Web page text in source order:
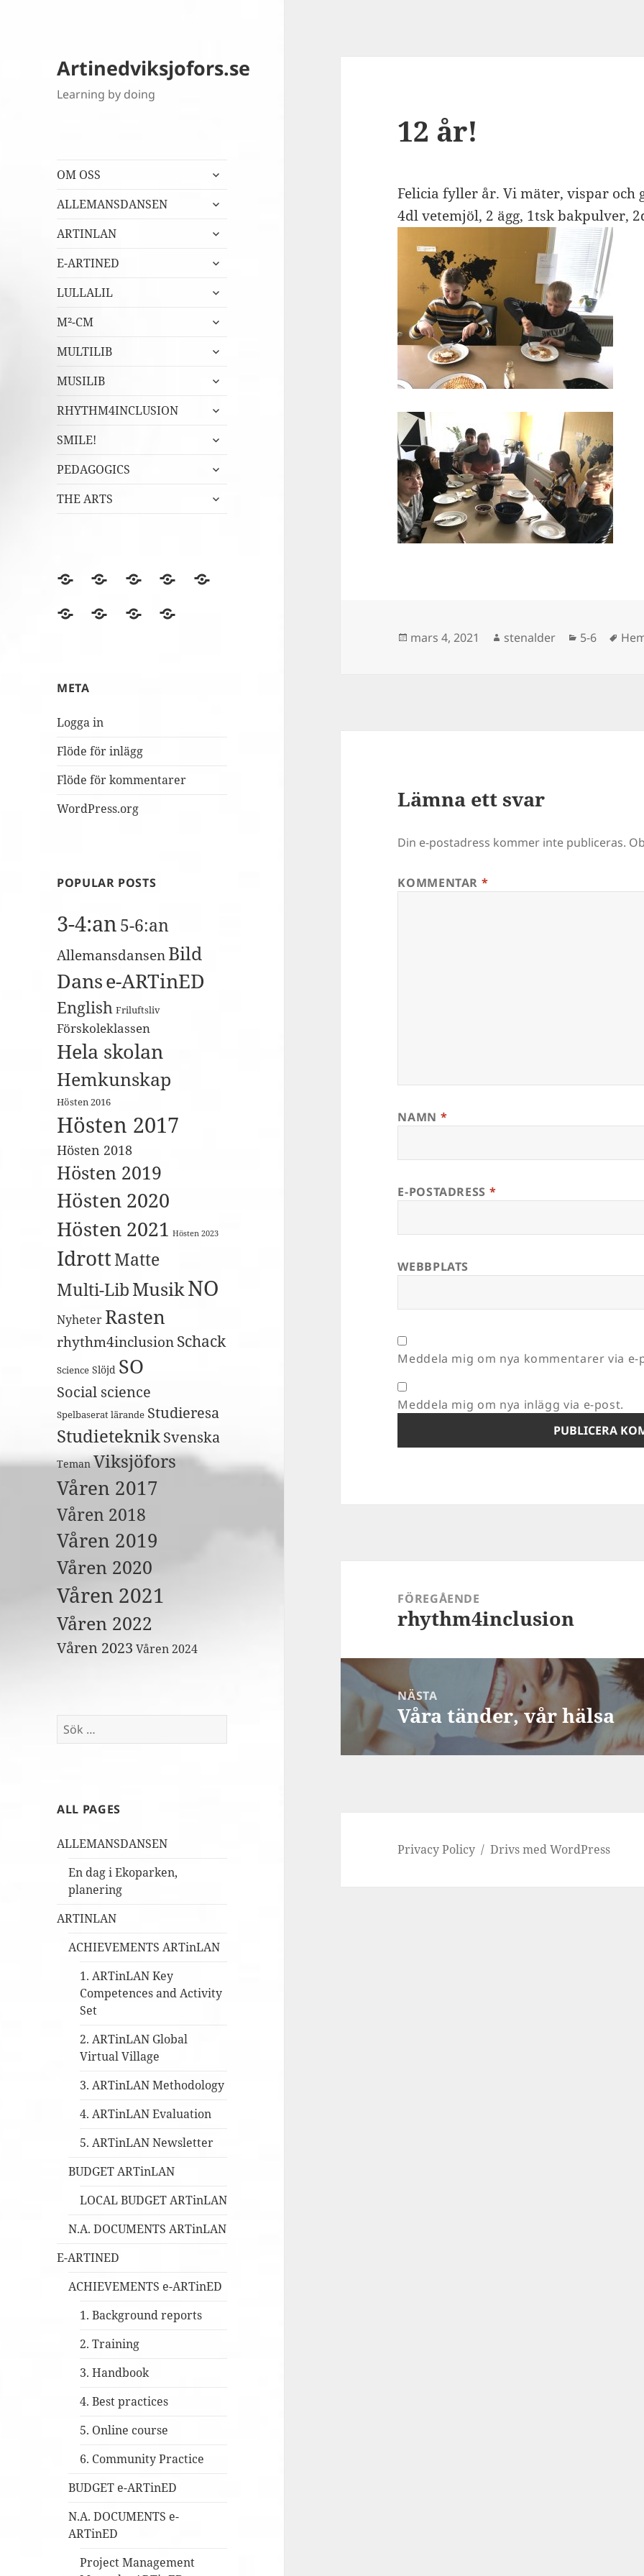
Artinedviksjofors.se
Learning by doing
OM OSS
expandera
ALLEMANSDANSEN
expandera
ARTINLAN
expandera
E-ARTINED
expandera
LULLALIL
expandera
M²-CM
expandera
MULTILIB
expandera
MUSILIB
expandera
RHYTHM4INCLUSION
expandera
SMILE!
expandera
PEDAGOGICS
expandera
THE ARTS
expandera
BLOGGEN
Film
Finska
berömmer
Fredagsmys
FolkUngar
Fridays
Lördagskul
OVANÅKERS
r4i
Utvärderingsträdet
META
Logga in
Flöde för inlägg
Flöde för kommentarer
WordPress.org
POPULAR POSTS
3-4:an5-6:an
Allemansdansen Bild
Danse-ARTinED
English Friluftsliv
Förskoleklassen
Hela skolan
Hemkunskap
Hösten 2016
Hösten 2017
Hösten 2018
Hösten 2019
Hösten 2020
Hösten 2021 Hösten 2023
IdrottMatte
Multi-LibMusikNO
Nyheter Rasten
rhythm4inclusion Schack
Science Slöjd SO
Social science
Spelbaserat lärande Studieresa
StudieteknikSvenska
Teman Viksjöfors
Våren 2017
Våren 2018
Våren 2019
Våren 2020
Våren 2021
Våren 2022
Våren 2023 Våren 2024
Sök
efter:
ALL PAGES
ALLEMANSDANSEN
En dag i Ekoparken,
planering
ARTINLAN
ACHIEVEMENTS ARTinLAN
1. ARTinLAN Key
Competences and Activity
Set
2. ARTinLAN Global
Virtual Village
3. ARTinLAN Methodology
4. ARTinLAN Evaluation
5. ARTinLAN Newsletter
BUDGET ARTinLAN
LOCAL BUDGET ARTinLAN
N.A. DOCUMENTS ARTinLAN
E-ARTINED
ACHIEVEMENTS e-ARTinED
1. Background reports
2. Training
3. Handbook
4. Best practices
5. Online course
6. Community Practice
BUDGET e-ARTinED
N.A. DOCUMENTS e-
ARTinED
Project Management
12 år!
Felicia fyller år. Vi mäter, vispar och
4dl vetemjöl, 2 ägg, 1tsk bakpulver,
Postat
mars 4, 2021 Författare
stenalder Kategorier
5-6
Lämna ett svar
Din e-postadress kommer inte publiceras.
KOMMENTAR *
NAMN *
E-POSTADRESS *
WEBBPLATS
Meddela mig om nya kommentarer via e-
Meddela mig om nya inlägg via e-post.
FÖREGÅENDE
Föregående
rhythm4inclusion
NÄSTA
Nästa
inlägg:
Våra tänder, vår hälsa
Privacy Policy Drivs med WordPress